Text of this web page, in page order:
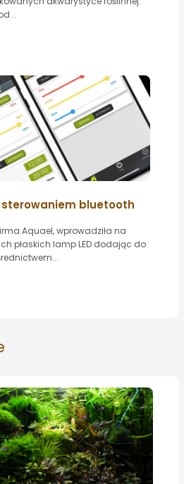
sterowaniem bluetooth
Aquael, wprowadziła na
płaskich lamp LED dodając do